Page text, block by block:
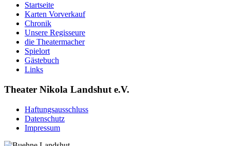
Startseite
Karten Vorverkauf
Chronik
Unsere Regisseure
die Theatermacher
Spielort
Gästebuch
Links
Theater Nikola Landshut e.V.
Haftungsausschluss
Datenschutz
Impressum